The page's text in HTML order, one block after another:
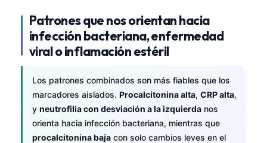
Patrones que nos orientan hacia
infección bacteriana, enfermedad
viral o inflamación estéril
Los patrones combinados son más fiables que los
marcadores aislados. Procalcitonina alta, CRP alta,
y neutrofilia con desviación a la izquierda nos
orienta hacia infección bacteriana, mientras que
procalcitonina baja con solo cambios leves en el
العربية المغربية
Afrikaans
Монгол
Basa Jawa
Cebuano
ئۇيغۇرچە